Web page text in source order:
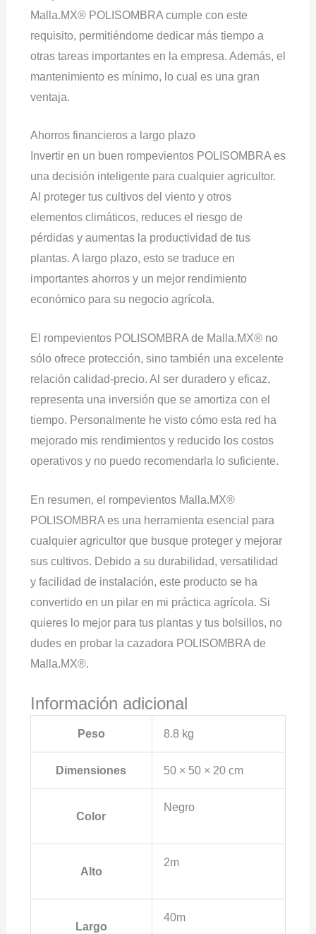
Malla.MX® POLISOMBRA cumple con este
requisito, permitiéndome dedicar más tiempo a
otras tareas importantes en la empresa. Además, el
mantenimiento es mínimo, lo cual es una gran
ventaja.
Ahorros financieros a largo plazo
Invertir en un buen rompevientos POLISOMBRA es
una decisión inteligente para cualquier agricultor.
Al proteger tus cultivos del viento y otros
elementos climáticos, reduces el riesgo de
pérdidas y aumentas la productividad de tus
plantas. A largo plazo, esto se traduce en
importantes ahorros y un mejor rendimiento
económico para su negocio agrícola.
El rompevientos POLISOMBRA de Malla.MX® no
sólo ofrece protección, sino también una excelente
relación calidad-precio. Al ser duradero y eficaz,
representa una inversión que se amortiza con el
tiempo. Personalmente he visto cómo esta red ha
mejorado mis rendimientos y reducido los costos
operativos y no puedo recomendarla lo suficiente.
En resumen, el rompevientos Malla.MX®
POLISOMBRA es una herramienta esencial para
cualquier agricultor que busque proteger y mejorar
sus cultivos. Debido a su durabilidad, versatilidad
y facilidad de instalación, este producto se ha
convertido en un pilar en mi práctica agrícola. Si
quieres lo mejor para tus plantas y tus bolsillos, no
dudes en probar la cazadora POLISOMBRA de
Malla.MX®.
Información adicional
Peso 8.8 kg
Dimensiones 50 × 50 × 20 cm
Color
Negro
Alto
2m
Largo
40m